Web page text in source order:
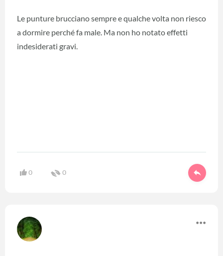
Le punture brucciano sempre e qualche volta non riesco
a dormire perché fa male. Ma non ho notato effetti
indesiderati gravi.
0 0